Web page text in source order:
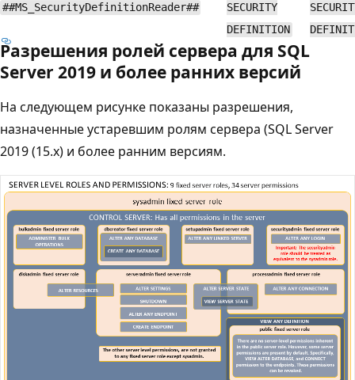
##MS_SecurityDefinitionReader##
SECURITY
DEFINITION
Разрешения ролей сервера для SQL
Server 2019 и более ранних версий
На следующем рисунке показаны разрешения,
назначенные устаревшим ролям сервера (SQL Server
2019 (15.x) и более ранним версиям.